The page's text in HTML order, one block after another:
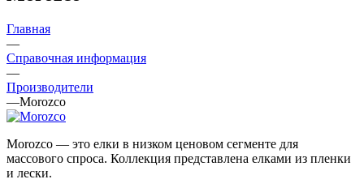
Главная
—
Справочная информация
—
Производители
—Morozco
Morozco — это елки в низком ценовом сегменте для
массового спроса. Коллекция представлена елками из пленки
и лески.